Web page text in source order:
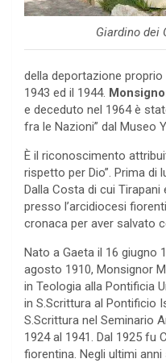
Giardino dei
della deportazione
1943 ed il 1944.
e deceduto nel 1964 è
fra le Nazioni” dal Museo
È il riconoscimento
rispetto per Dio”. Prima di
Dalla Costa di cui Tirapani
presso l’arcidiocesi
cronaca per aver salvato
Nato a Gaeta il 16 giugno
agosto 1910, Monsignor
in Teologia alla Pontificia
in S.Scrittura al Pontificio
S.Scrittura nel Seminario
1924 al 1941. Dal 1925 fu
fiorentina. Negli ultimi